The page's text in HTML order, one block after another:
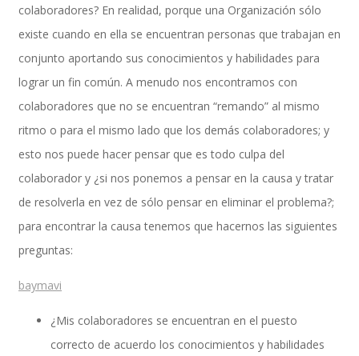
Learning and Development
Performance and Goals
Recruiting and Onboarding
Look & Feel SAP SuccessFactors
colaboradores? En realidad, porque una Organización sólo
existe cuando en ella se encuentran personas que trabajan en
conjunto aportando sus conocimientos y habilidades para
lograr un fin común. A menudo nos encontramos con
colaboradores que no se encuentran “remando” al mismo
ritmo o para el mismo lado que los demás colaboradores; y
esto nos puede hacer pensar que es todo culpa del
colaborador y ¿si nos ponemos a pensar en la causa y tratar
de resolverla en vez de sólo pensar en eliminar el problema?;
para encontrar la causa tenemos que hacernos las siguientes
preguntas:
baymavi
¿Mis colaboradores se encuentran en el puesto
correcto de acuerdo los conocimientos y habilidades